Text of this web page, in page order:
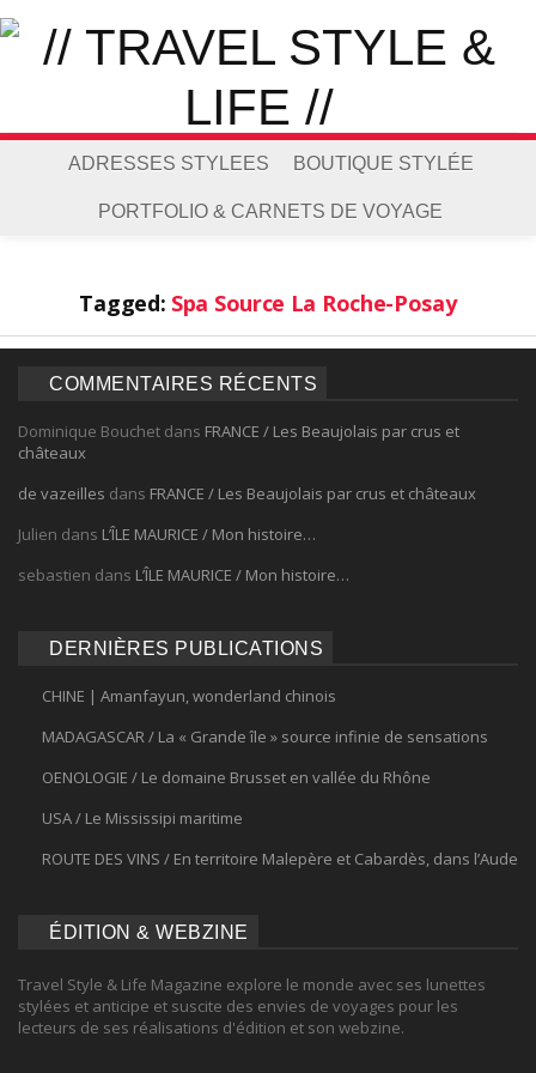
ADRESSES STYLEES BOUTIQUE STYLÉE
PORTFOLIO & CARNETS DE VOYAGE
Tagged: Spa Source La Roche-Posay
COMMENTAIRES RÉCENTS
Dominique Bouchet dans FRANCE / Les Beaujolais par crus et
châteaux
de vazeilles dans FRANCE / Les Beaujolais par crus et châteaux
Julien dans L’ÎLE MAURICE / Mon histoire…
sebastien dans L’ÎLE MAURICE / Mon histoire…
DERNIÈRES PUBLICATIONS
CHINE | Amanfayun, wonderland chinois
MADAGASCAR / La « Grande île » source infinie de sensations
OENOLOGIE / Le domaine Brusset en vallée du Rhône
USA / Le Mississipi maritime
ROUTE DES VINS / En territoire Malepère et Cabardès, dans l’Aude
ÉDITION & WEBZINE
Travel Style & Life Magazine explore le monde avec ses lunettes
stylées et anticipe et suscite des envies de voyages pour les
lecteurs de ses réalisations d'édition et son webzine.